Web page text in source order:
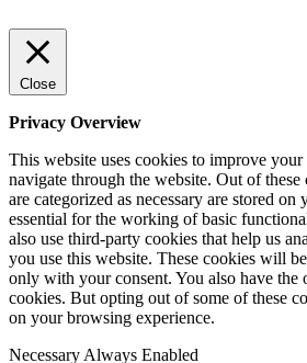
Close
Privacy Overview
This website uses cookies to improve
navigate through the website. Out of these
are categorized as necessary are stored on
essential for the working of basic
also use third-party cookies that help us
you use this website. These cookies will
only with your consent. You also have the
cookies. But opting out of some of these
on your browsing experience.
Necessary Always Enabled